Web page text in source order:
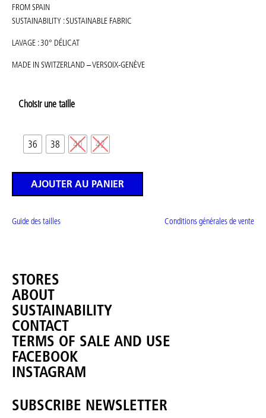
FROM SPAIN
SUSTAINABILITY : SUSTAINABLE FABRIC
LAVAGE : 30° DÉLICAT
MADE IN SWITZERLAND – VERSOIX-GENÈVE
Choisir une taille
36 38 40 42
AJOUTER AU PANIER
Guide des tailles Conditions générales de vente
STORES
ABOUT
SUSTAINABILITY
CONTACT
TERMS OF SALE AND USE
FACEBOOK
INSTAGRAM
SUBSCRIBE NEWSLETTER